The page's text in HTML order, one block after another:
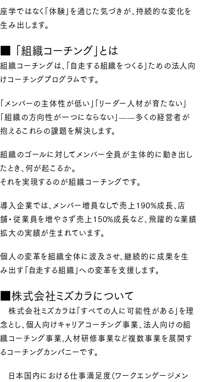
座学ではなく「体験」を通じた気づきが、持続的な変化を
生み出します。
■ 「組織コーチング」とは
組織コーチングは、「自走する組織をつくる」ための法人向
けコーチングプログラムです。
「メンバーの主体性が低い」「リーダー人材が育たない」
「組織の方向性が一つにならない」——多くの経営者が
抱えるこれらの課題を解決します。
組織のゴールに対してメンバー全員が主体的に動き出し
たとき、何が起こるか。
それを実現するのが組織コーチングです。
導入企業では、メンバー増員なしで売上190%成長、店
舗・従業員を増やさず売上150%成長など、飛躍的な業績
拡大の実績が生まれています。
個人の変革を組織全体に波及させ、継続的に成果を生
み出す「自走する組織」への変革を支援します。
■株式会社ミズカラについて
株式会社ミズカラは「すべての人に可能性がある」を理
念とし、個人向けキャリアコーチング事業、法人向けの組
織コーチング事業,人材研修事業など複数事業を展開す
るコーチングカンパニーです。
日本国内における仕事満足度（ワークエンゲージメン